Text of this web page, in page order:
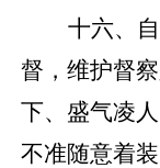
十六、
督，维护督
下、盛气凌
不准随意着